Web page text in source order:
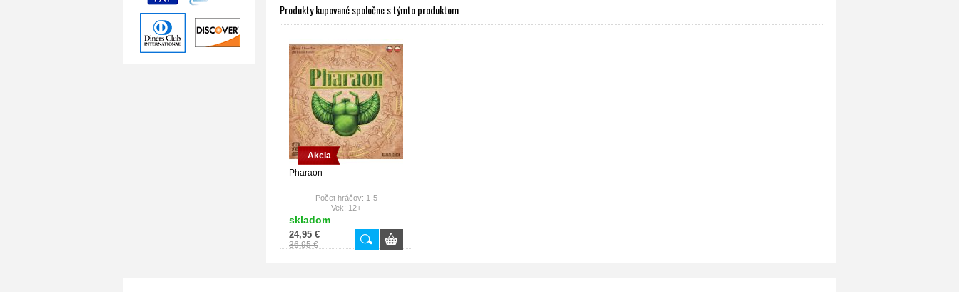
Produkty kupované spoločne s týmto produktom
Akcia
Pharaon
Počet hráčov: 1-5
Vek: 12+
Herná doba: 60 min.
Jazyk hry: jazykovo nezávislé
Jazyk pravidiel: CZ
skladom
24,95 €
36,95 €